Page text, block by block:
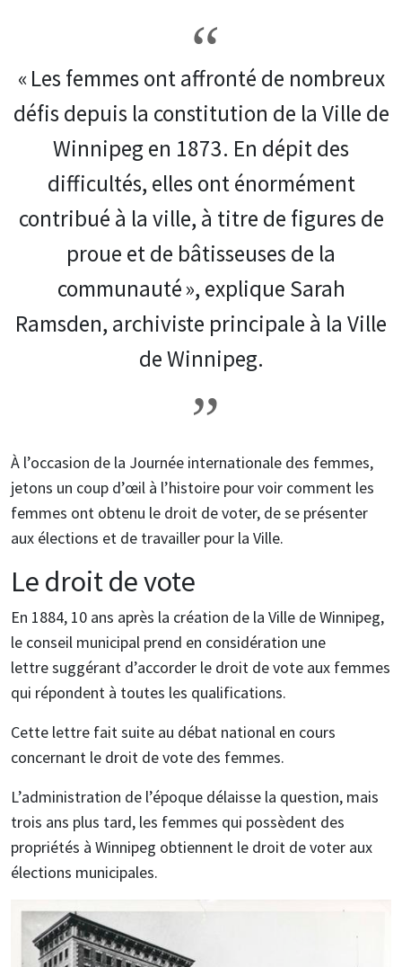
« Les femmes ont affronté de nombreux
défis depuis la constitution de la Ville de
Winnipeg en 1873. En dépit des
difficultés, elles ont énormément
contribué à la ville, à titre de figures de
proue et de bâtisseuses de la
communauté », explique Sarah
Ramsden, archiviste principale à la Ville
de Winnipeg.
À l’occasion de la Journée internationale des femmes,
jetons un coup d’œil à l’histoire pour voir comment les
femmes ont obtenu le droit de voter, de se présenter
aux élections et de travailler pour la Ville.
Le droit de vote
En 1884, 10 ans après la création de la Ville de Winnipeg,
le conseil municipal prend en considération une
lettre suggérant d’accorder le droit de vote aux femmes
qui répondent à toutes les qualifications.
Cette lettre fait suite au débat national en cours
concernant le droit de vote des femmes.
L’administration de l’époque délaisse la question, mais
trois ans plus tard, les femmes qui possèdent des
propriétés à Winnipeg obtiennent le droit de voter aux
élections municipales.